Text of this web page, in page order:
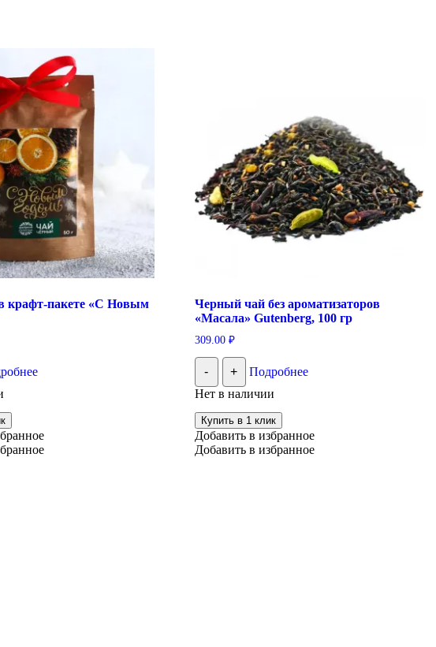
крафт-пакете «С Новым
Черный чай без ароматизаторов
«Масала» Gutenberg, 100 гр
309.00 ₽
- +
Подробнее
Нет в наличии
Купить в 1 клик
Добавить в избранное
Добавить в избранное